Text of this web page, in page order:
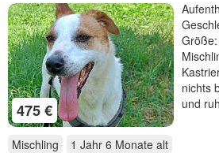
475 €
nichts
und
Mischling 1 Jahr 6 Monate alt